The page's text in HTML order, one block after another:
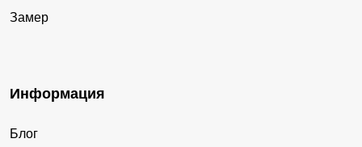
Замер
Информация
Блог